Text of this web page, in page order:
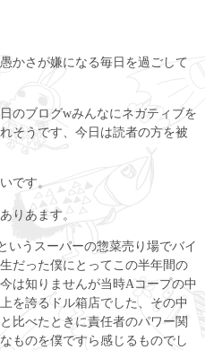
かさが嫌になる毎日を過ごして
のブログwみんなにネガティブを
そうです、今日は読者の方を被
です。
りあます。
いうスーパーの惣菜売り場でバイ
だった僕にとってこの半年間の
は知りませんが当時Aコープの中
を誇るドル箱店でした、その中
比べたときに責任者のパワー関
ものを僕ですら感じるものでし